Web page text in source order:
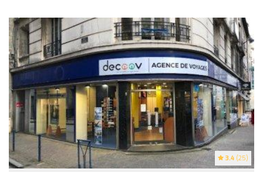
3.4 (25)